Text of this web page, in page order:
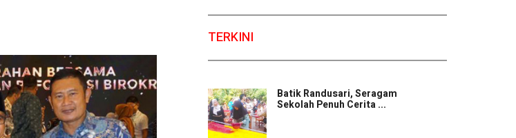
TERKINI
Batik Randusari, Seragam
Sekolah Penuh Cerita ...